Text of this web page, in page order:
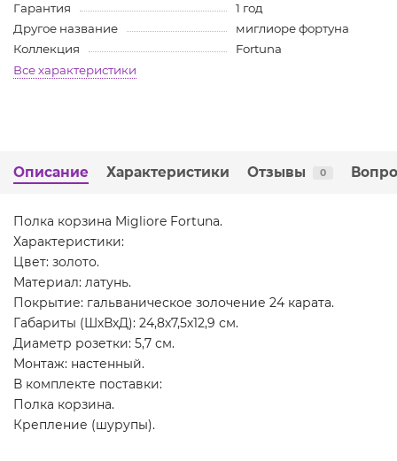
Гарантия
1 год
Другое название
миглиоре фортуна
Коллекция
Fortuna
Все характеристики
Описание Характеристики Отзывы 0
Полка корзина Migliore Fortuna.
Характеристики:
Цвет: золото.
Материал: латунь.
Покрытие: гальваническое золочение 24 карата.
Габариты (ШхВхД): 24,8х7,5х12,9 см.
Диаметр розетки: 5,7 см.
Монтаж: настенный.
В комплекте поставки:
Полка корзина.
Крепление (шурупы).